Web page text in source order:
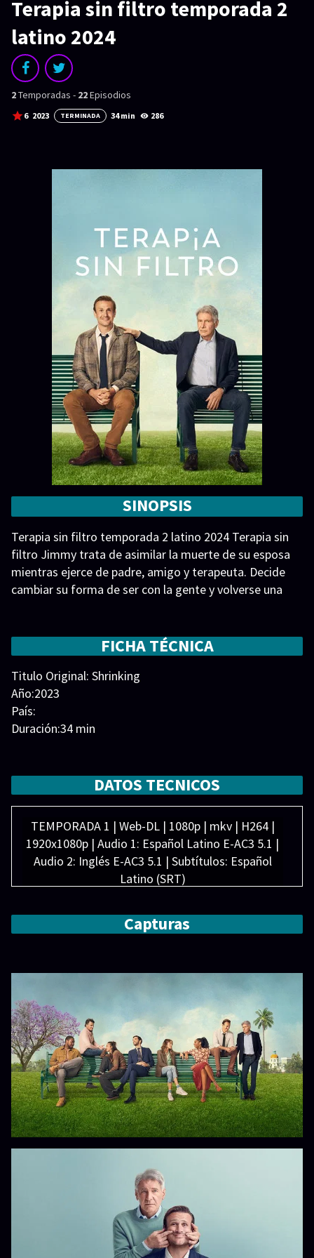
Series 1080p
¿COMO DESCARGAR?
TIPOS DE CALIDADES
VIP
Terapia sin filtro temporada 2
latino 2024
2Temporadas - 22Episodios
6 2023 TERMINADA 34 min 286
SINOPSIS
Terapia sin filtro temporada 2 latino 2024 Terapia sin
filtro Jimmy trata de asimilar la muerte de su esposa
mientras ejerce de padre, amigo y terapeuta. Decide
cambiar su forma de ser con la gente y volverse una
demás? ¿Le servirá para retomar su camino en la vida?
Shrinking
FICHA TÉCNICA
Titulo Original: Shrinking
Año:2023
País:
Duración:34 min
Elenco:Christa Miller,Harrison Ford,Jason Segel,
Jessica Williams,Luke Tennie,Lukita Maxwell,Michael
DATOS TECNICOS
TEMPORADA 1 | Web-DL | 1080p | mkv | H264 |
1920x1080p | Audio 1: Español Latino E-AC3 5.1 |
Audio 2: Inglés E-AC3 5.1 | Subtítulos: Español
Latino (SRT)
Disponibles
1920x1080p | Audio 1: Español Latino E-AC3 5.1 |
Audio 2: Inglés E-AC3 5.1 | Subtítulos: Español
Latino (SRT)
Peso: 2.30 GB xCap Aprx (12/12 Capítulos
Disponibles
Capturas